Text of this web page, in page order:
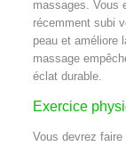
massages. Vous
récemment subi
peau et améliore
massage
éclat durable.
Exercice
Vous devrez faire